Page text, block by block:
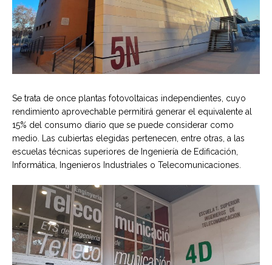
Se trata de once plantas fotovoltaicas independientes, cuyo
rendimiento aprovechable permitirá generar el equivalente al
15% del consumo diario que se puede considerar como
medio. Las cubiertas elegidas pertenecen, entre otras, a las
escuelas técnicas superiores de Ingeniería de Edificación,
Informática, Ingenieros Industriales o Telecomunicaciones.